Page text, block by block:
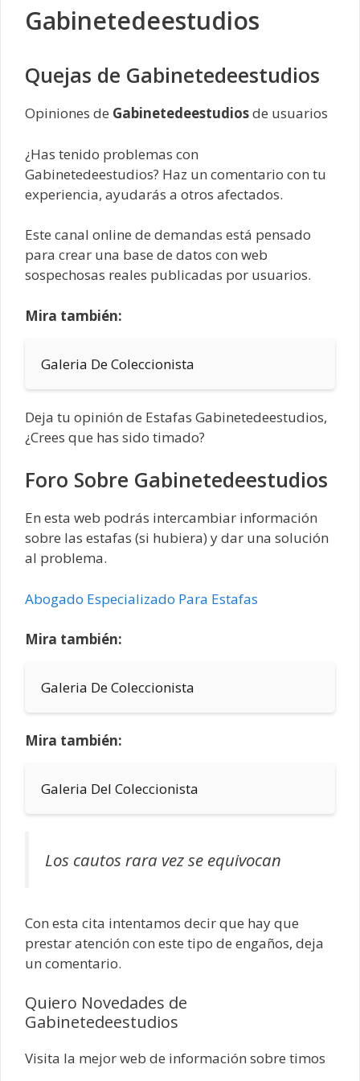
Gabinetedeestudios
Quejas de Gabinetedeestudios
Opiniones de Gabinetedeestudiosde usuarios
¿Has tenido problemas con
Gabinetedeestudios? Haz un comentario con tu
experiencia, ayudarás a otros afectados.
Este canal online de demandas está pensado
para crear una base de datos con web
sospechosas reales publicadas por usuarios.
Mira también:
Galeria De Coleccionista
Deja tu opinión de Estafas Gabinetedeestudios,
¿Crees que has sido timado?
Foro Sobre Gabinetedeestudios
En esta web podrás intercambiar información
sobre las estafas (si hubiera) y dar una solución
al problema.
Abogado Especializado Para Estafas
Mira también:
Galeria De Coleccionista
Mira también:
Galeria Del Coleccionista
Los cautos rara vez se equivocan
Con esta cita intentamos decir que hay que
prestar atención con este tipo de engaños, deja
un comentario.
Quiero Novedades de
Gabinetedeestudios
Visita la mejor web de información sobre timos